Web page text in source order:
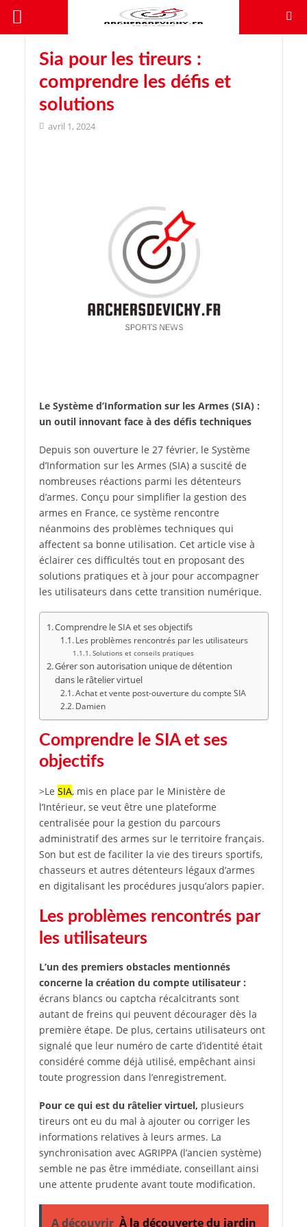
Sia pour les tireurs :
comprendre les défis et
solutions
avril 1, 2024
Le Système d’Information sur les Armes (SIA) :
un outil innovant face à des défis techniques
Depuis son ouverture le 27 février, le Système
d’Information sur les Armes (SIA) a suscité de
nombreuses réactions parmi les détenteurs
d’armes. Conçu pour simplifier la gestion des
armes en France, ce système rencontre
néanmoins des problèmes techniques qui
affectent sa bonne utilisation. Cet article vise à
éclairer ces difficultés tout en proposant des
solutions pratiques et à jour pour accompagner
les utilisateurs dans cette transition numérique.
Comprendre le SIA et ses objectifs
Les problèmes rencontrés par les utilisateurs
Solutions et conseils pratiques
Gérer son autorisation unique de détention
dans le râtelier virtuel
Achat et vente post-ouverture du compte SIA
Damien
Comprendre le SIA et ses
objectifs
>Le SIA, mis en place par le Ministère de
l’Intérieur, se veut être une plateforme
centralisée pour la gestion du parcours
administratif des armes sur le territoire français.
Son but est de faciliter la vie des tireurs sportifs,
chasseurs et autres détenteurs légaux d’armes
en digitalisant les procédures jusqu’alors papier.
Les problèmes rencontrés par
les utilisateurs
L’un des premiers obstacles mentionnés
concerne la création du compte utilisateur :
écrans blancs ou captcha récalcitrants sont
autant de freins qui peuvent décourager dès la
première étape. De plus, certains utilisateurs ont
signalé que leur numéro de carte d’identité était
considéré comme déjà utilisé, empêchant ainsi
toute progression dans l’enregistrement.
Pour ce qui est du râtelier virtuel, plusieurs
tireurs ont eu du mal à ajouter ou corriger les
informations relatives à leurs armes. La
synchronisation avec AGRIPPA (l’ancien système)
semble ne pas être immédiate, conseillant ainsi
une attente prudente avant toute modification.
A découvrir À la découverte du jardin